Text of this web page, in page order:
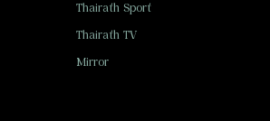
Thairath Sport
Thairath TV
Mirror